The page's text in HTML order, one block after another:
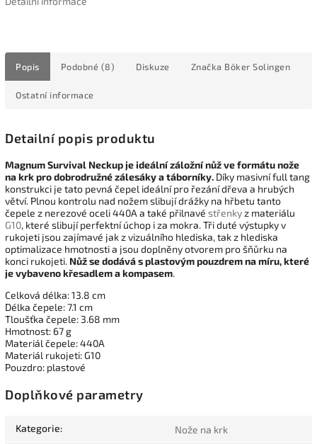
Popis Podobné (8) Diskuze Značka Böker Solingen
Ostatní informace
Detailní popis produktu
Magnum Survival Neckup je ideální záložní nůž ve formátu nože
na krk pro dobrodružné zálesáky a táborníky. Díky masivní full tang
konstrukci je tato pevná čepel ideální pro řezání dřeva a hrubých
větví. Plnou kontrolu nad nožem slibují drážky na hřbetu tanto
čepele z nerezové oceli 440A a také přilnavé střenkyz materiálu
G10, které slibují perfektní úchop i za mokra. Tři duté výstupky v
rukojeti jsou zajímavé jak z vizuálního hlediska, tak z hlediska
optimalizace hmotnosti a jsou doplněny otvorem pro šňůrku na
konci rukojeti. Nůž se dodává s plastovým pouzdrem na míru, které
je vybaveno křesadlem a kompasem.
Celková délka: 13.8 cm
Délka čepele: 7.1 cm
Tloušťka čepele: 3.68 mm
Hmotnost: 67 g
Materiál čepele: 440A
Materiál rukojeti: G10
Pouzdro: plastové
Doplňkové parametry
Kategorie: Nože na krk